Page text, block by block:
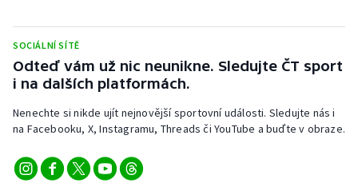
Stolní tenis
Triatlon
Veslování
Vodní slalom
SOCIÁLNÍ SÍTĚ
Odteď vám už nic neunikne. Sledujte ČT sport
i na dalších platformách.
Nenechte si nikde ujít nejnovější sportovní události. Sledujte nás i
na Facebooku, X, Instagramu, Threads či YouTube a buďte v obraze.